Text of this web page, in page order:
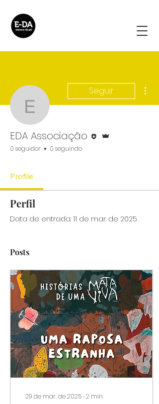
EDA Associação
Seguir
EDA Associação
0 seguidor 0 seguindo
Profile
Perfil
Data de entrada: 11 de mar. de 2025
Posts
29 de mar. de 2025 ∙2 min